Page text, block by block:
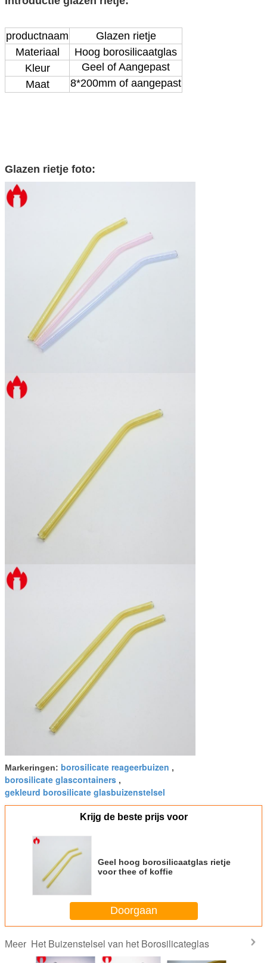
productnaam
Glazen rietje
Materiaal
Hoog borosilicaatglas
Kleur
Geel of Aangepast
Maat
8*200mm of aangepast
Glazen rietje foto:
Markeringen: borosilicate reageerbuizen ,
borosilicate glascontainers ,
gekleurd borosilicate glasbuizenstelsel
Krijg de beste prijs voor
Geel hoog borosilicaatglas rietje
voor thee of koffie
Doorgaan
Meer Het Buizenstelsel van het Borosilicateglas